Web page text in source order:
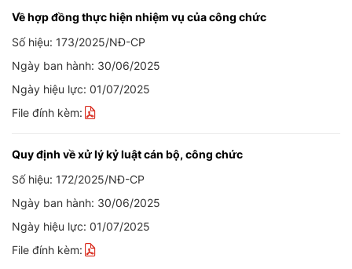
Về hợp đồng thực hiện nhiệm vụ của công chức
Số hiệu: 173/2025/NĐ-CP
Ngày ban hành: 30/06/2025
Ngày hiệu lực: 01/07/2025
File đính kèm:
Quy định về xử lý kỷ luật cán bộ, công chức
Số hiệu: 172/2025/NĐ-CP
Ngày ban hành: 30/06/2025
Ngày hiệu lực: 01/07/2025
File đính kèm: